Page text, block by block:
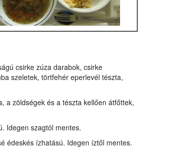
csirke zúza darabok, csirke
szeletek, törtfehér eperlevél tészta,
a zöldségek és a tészta kellően átfőttek,
Idegen szagtól mentes.
édeskés ízhatású. Idegen íztől mentes.